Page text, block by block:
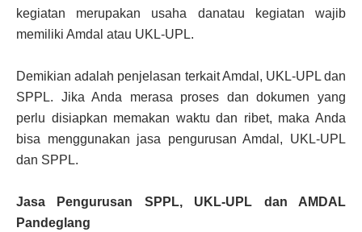
kegiatan merupakan usaha danatau kegiatan wajib
memiliki Amdal atau UKL-UPL.
Demikian adalah penjelasan terkait Amdal, UKL-UPL dan
SPPL. Jika Anda merasa proses dan dokumen yang
perlu disiapkan memakan waktu dan ribet, maka Anda
bisa menggunakan jasa pengurusan Amdal, UKL-UPL
dan SPPL.
Jasa Pengurusan SPPL, UKL-UPL dan AMDAL
Pandeglang